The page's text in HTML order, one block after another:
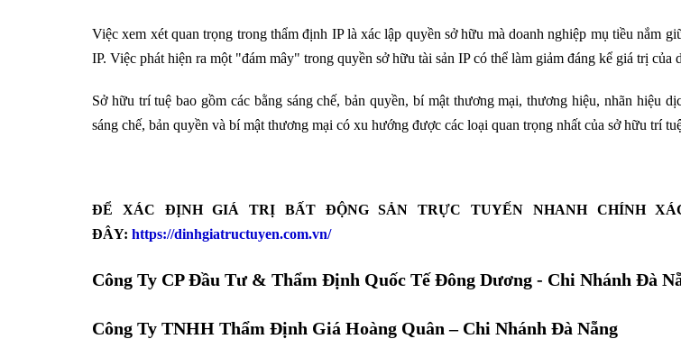
Việc xem xét quan trọng trong thẩm định IP là xác lập quyền sở hữu mà doanh nghiệp mụ tiều nắm
IP. Việc phát hiện ra một "đám mây" trong quyền sở hữu tài sản IP có thể làm giảm đáng kể giá trị của
Sở hữu trí tuệ bao gồm các bằng sáng chế, bản quyền, bí mật thương mại, thương hiệu, nhãn hiệu
sáng chế, bản quyền và bí mật thương mại có xu hướng được các loại quan trọng nhất của sở hữu trí
ĐỂ XÁC ĐỊNH GIÁ TRỊ BẤT ĐỘNG SẢN TRỰC TUYẾN NHANH CHÍNH
ĐÂY: https://dinhgiatructuyen.com.vn/
Công Ty CP Đầu Tư & Thẩm Định Quốc Tế Đông Dương - Chi Nhánh Đà
Công Ty TNHH Thẩm Định Giá Hoàng Quân – Chi Nhánh Đà Nẵng